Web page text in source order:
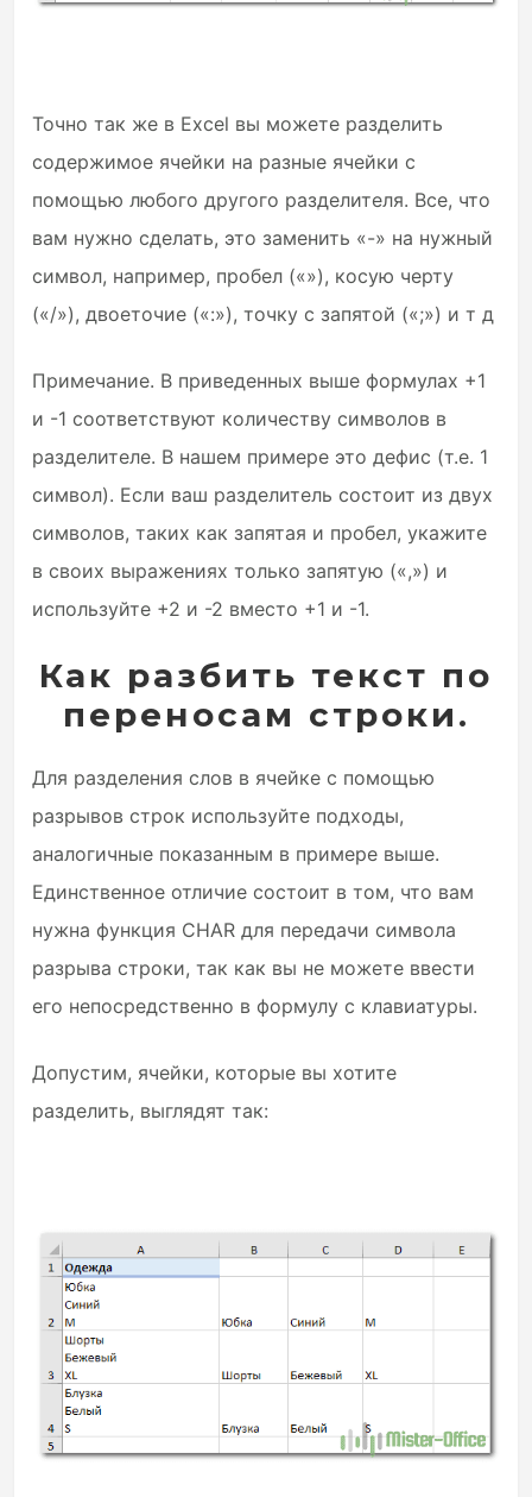
Точно так же в Excel вы можете разделить
содержимое ячейки на разные ячейки с
помощью любого другого разделителя. Все, что
вам нужно сделать, это заменить «-» на нужный
символ, например, пробел («»), косую черту
(«/»), двоеточие («:»), точку с запятой («;») и т д
Примечание. В приведенных выше формулах +1
и -1 соответствуют количеству символов в
разделителе. В нашем примере это дефис (т.е. 1
символ). Если ваш разделитель состоит из двух
символов, таких как запятая и пробел, укажите
в своих выражениях только запятую («,») и
используйте +2 и -2 вместо +1 и -1.
Как разбить текст по
переносам строки.
Для разделения слов в ячейке с помощью
разрывов строк используйте подходы,
аналогичные показанным в примере выше.
Единственное отличие состоит в том, что вам
нужна функция CHAR для передачи символа
разрыва строки, так как вы не можете ввести
его непосредственно в формулу с клавиатуры.
Допустим, ячейки, которые вы хотите
разделить, выглядят так: